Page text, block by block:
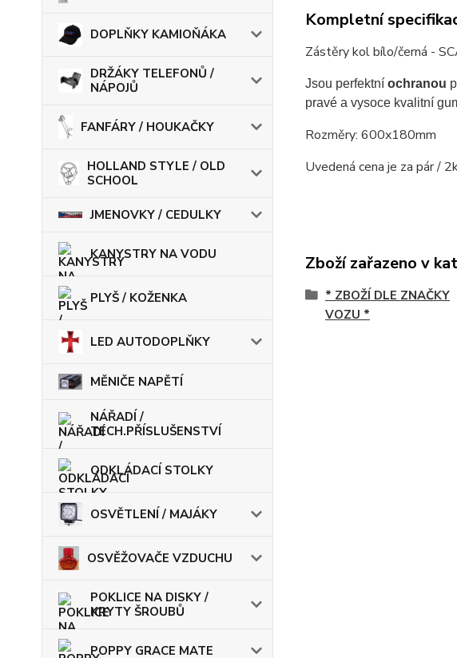
DOPLŇKY KAMIOŇÁKA
DRŽÁKY TELEFONŮ /
NÁPOJŮ
FANFÁRY / HOUKAČKY
HOLLAND STYLE / OLD
SCHOOL
JMENOVKY / CEDULKY
KANYSTRY NA VODU
PLYŠ / KOŽENKA
LED AUTODOPLŇKY
MĚNIČE NAPĚTÍ
NÁŘADÍ /
TECH.PŘÍSLUŠENSTVÍ
ODKLÁDACÍ STOLKY
OSVĚTLENÍ / MAJÁKY
OSVĚŽOVAČE VZDUCHU
POKLICE NA DISKY /
KRYTY ŠROUBŮ
POPPY GRACE MATE
Kompletní
Zástěry kol bílo/černá -
Jsou perfektní ochranou
pravé a vysoce kvalitní
Rozměry: 600x180mm
Uvedená cena je za pár /
Zboží zařazeno v
* ZBOŽÍ DLE ZNAČKY
VOZU *